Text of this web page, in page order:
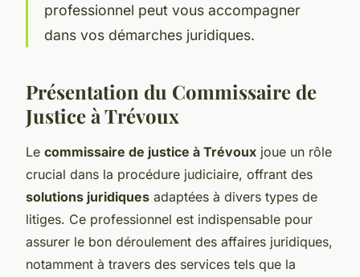
professionnel peut vous accompagner
dans vos démarches juridiques.
Présentation du Commissaire de
Justice à Trévoux
Le commissaire de justice à Trévoux joue un rôle
crucial dans la procédure judiciaire, offrant des
solutions juridiques adaptées à divers types de
litiges. Ce professionnel est indispensable pour
assurer le bon déroulement des affaires juridiques,
notamment à travers des services tels que la